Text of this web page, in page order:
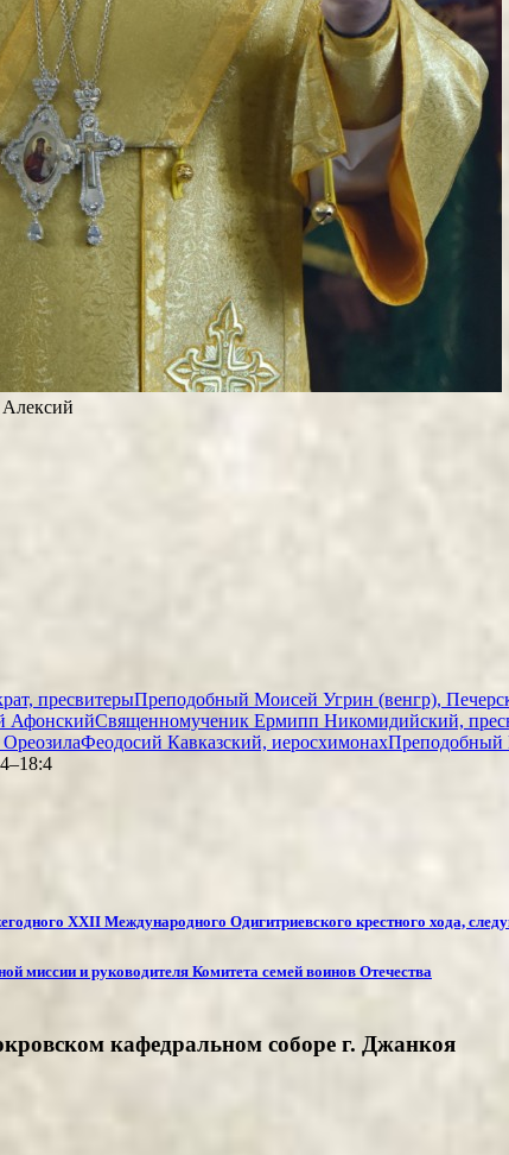
пресвитерыПреподобный Моисей Угрин (венгр),
АфонскийСвященномученик Ермипп Никомидийский,
Феодосий Кавказский, иеросхимонахПреподобный
XXII Международного Одигитриевского крестного хода,
миссии и руководителя Комитета семей воинов Отечества
кафедральном соборе г. Джанкоя